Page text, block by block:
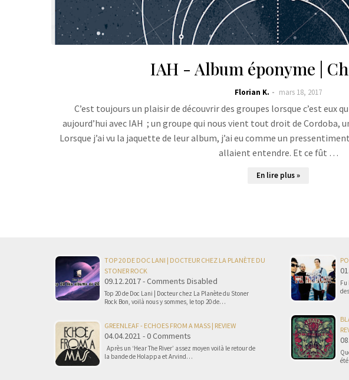
IAH - Album éponyme |
Florian K. mars 18, 2017
C’est toujours un plaisir de découvrir des groupes lorsque c’est eux
aujourd’hui avec IAH ; un groupe qui nous vient tout droit de Cordoba,
Lorsque j’ai vu la jaquette de leur album, j’ai eu comme un
allaient entendre. Et ce fût …
En lire plus »
TOP 20 DE DOC LANI | DOCTEUR CHEZ LA PLANÈTE DU
STONER ROCK
09.12.2017 - Comments Disabled
Top 20 de Doc Lani | Docteur chez La Planète du Stoner
Rock Bon, voilà nous y sommes, le top 20 de…
GREENLEAF - ECHOES FROM A MASS | REVIEW
04.04.2021 - 0 Comments
Après un ‘Hear The River’ assez moyen voilà le retour de
la bande de Holappa et Arvind…
Fu